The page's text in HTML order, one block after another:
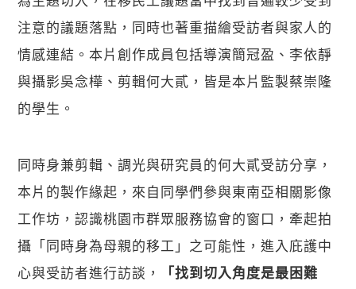
注意的議題落點，同時也著重描繪受訪者與家人的
情感連結。本片創作成員包括導演簡冠盈、李依靜
與攝影吳念樺、剪輯何大貳，皆是本片監製蔡崇隆
的學生。
同時身兼剪輯、調光與研究員的何大貳受訪分享，
本片的製作緣起，來自同學們參與東南亞相關影像
工作坊，認識桃園市群眾服務協會的窗口，牽起拍
攝「同時身為母親的移工」之可能性，進入庇護中
心與受訪者進行訪談，
「找到切入角度是最困難